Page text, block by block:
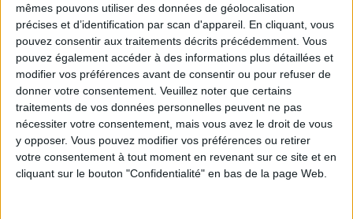
mêmes pouvons utiliser des données de géolocalisation
précises et d’identification par scan d'appareil. En cliquant, vous
pouvez consentir aux traitements décrits précédemment. Vous
pouvez également accéder à des informations plus détaillées et
modifier vos préférences avant de consentir ou pour refuser de
donner votre consentement. Veuillez noter que certains
traitements de vos données personnelles peuvent ne pas
nécessiter votre consentement, mais vous avez le droit de vous
y opposer. Vous pouvez modifier vos préférences ou retirer
votre consentement à tout moment en revenant sur ce site et en
cliquant sur le bouton "Confidentialité" en bas de la page Web.
Peut-on remplacer la viande par des féculents ?
Consultation diététique du 05/08/2026